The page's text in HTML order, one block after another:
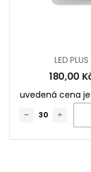
LED PLUS
180,00
uvedená cena je